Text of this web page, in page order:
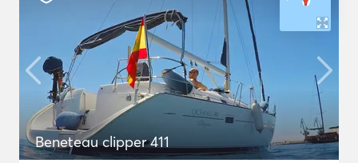
Beneteau clipper 411